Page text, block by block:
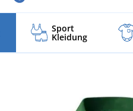
Sport
Kleidung